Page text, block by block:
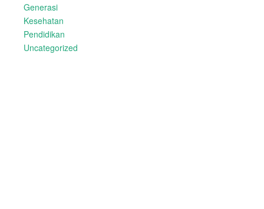
Generasi
Kesehatan
Pendidikan
Uncategorized